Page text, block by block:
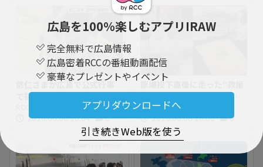
広島を100％楽しむアプリIRAW
完全無料で広島情報
広島密着RCCの番組動画配信
豪華なプレゼントやイベント
アプリダウンロードへ
引き続きWeb版を使う
悠仁さまが広島で公式行事
で初の“おことば” 朝食作
りや丸太切りも 福山市で
は博物館を視察
2026.08.08 18:04 0
原爆投下直後に走った“救援
バス” 2日後には爆心地至
近に路線バスも 戦時下か
ら復興まで支えた“バスの歴
史”を探る 広島
RCCニュース
2026.08.08 16:00 0